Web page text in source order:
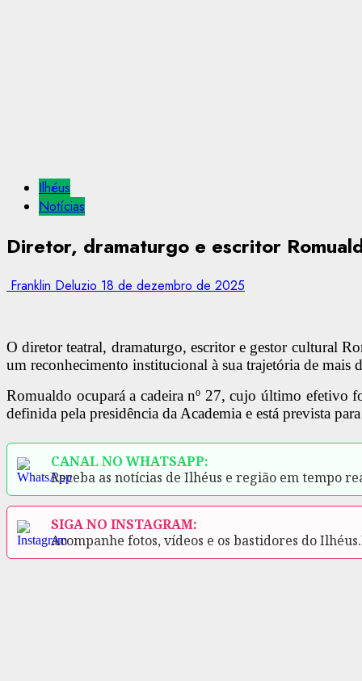
Ilhéus
Notícias
Diretor, dramaturgo e escritor
Franklin Deluzio 18 de dezembro de 2025
O diretor teatral, dramaturgo, escritor e gestor cultural
um reconhecimento institucional à sua trajetória de mais
Romualdo ocupará a cadeira nº 27, cujo último efetivo
definida pela presidência da Academia e está prevista
CANAL NO WHATSAPP:
Receba as notícias de Ilhéus e região em tempo
SIGA NO INSTAGRAM:
Acompanhe fotos, vídeos e os bastidores do